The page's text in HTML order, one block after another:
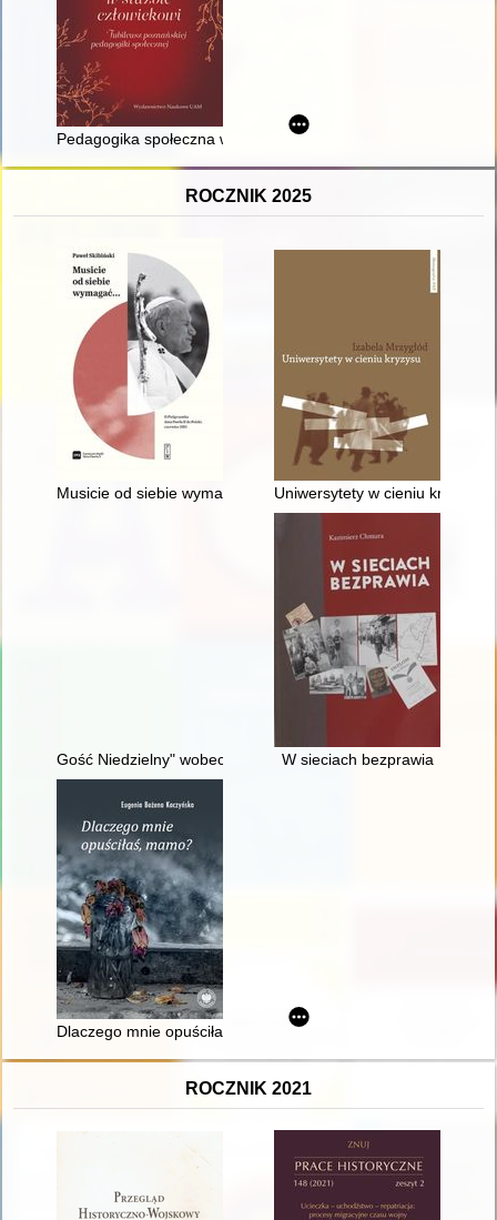
Pedagogika społeczna w służbie człowiekowi : jubileusz
ROCZNIK 2025
Musicie od siebie wymagać... : II pielgrzymka Jana Pawła II
Uniwersytety w cieniu kryzysu
Gość Niedzielny" wobec systemów totalitarnych w latach
W sieciach bezprawia
Dlaczego mnie opuściłaś, mamo?
ROCZNIK 2021